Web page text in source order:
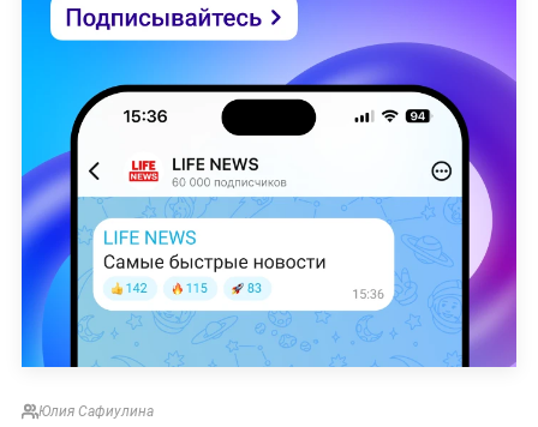
Юлия Сафиулина